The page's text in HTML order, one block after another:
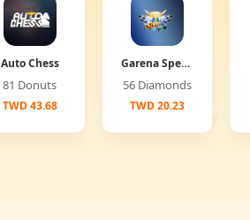
Auto Chess
81 Donuts
TWD 43.68
Garena Speed
Drifter
56 Diamonds
TWD 20.23